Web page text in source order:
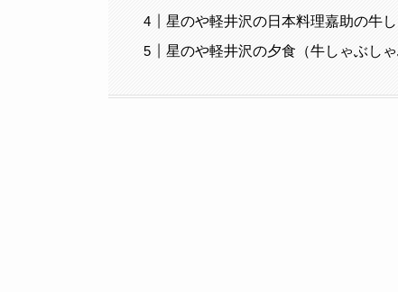
星のや軽井沢の日本料理嘉助の牛
星のや軽井沢の夕食（牛しゃぶし